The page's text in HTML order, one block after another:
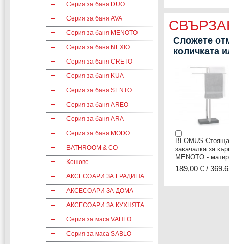
Сложете
количката
BLOMUS Стояща
закачалка за
MENOTO -
189,00 € /
Серия за баня DUO
Серия за баня AVA
Серия за баня MENOTO
Серия за баня NEXIO
Серия за баня CRETO
Серия за баня KUA
Серия за баня SENTO
Серия за баня AREO
Серия за баня ARA
Серия за баня MODO
BATHROOM & CO
Кошове
АКСЕСОАРИ ЗА ГРАДИНА
АКСЕСОАРИ ЗА ДОМА
АКСЕСОАРИ ЗА КУХНЯТА
Серия за маса VAHLO
Серия за маса SABLO